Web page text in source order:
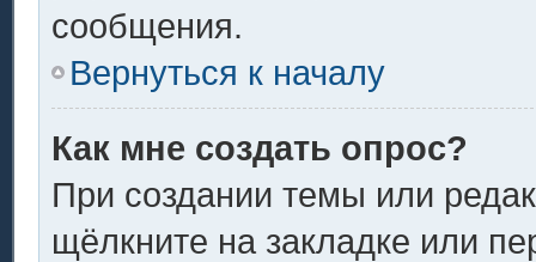
сообщения.
Вернуться к началу
Как мне создать опрос?
При создании темы или
щёлкните на закладке или